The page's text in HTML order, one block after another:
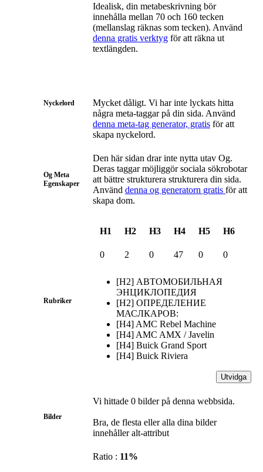
Idealisk, din metabeskrivning bör
innehålla mellan 70 och 160 tecken
(mellanslag räknas som tecken). Använd
denna gratis verktyg för att räkna ut
textlängden.
Nyckelord
Mycket dåligt. Vi har inte lyckats hitta
några meta-taggar på din sida. Använd
denna meta-tag generator, gratis för att
skapa nyckelord.
Og Meta
Egenskaper
Den här sidan drar inte nytta utav Og.
Deras taggar möjliggör sociala sökrobotar
att bättre strukturera strukturera din sida.
Använd denna og generatorn gratis för att
skapa dom.
Rubriker
H1 H2 H3 H4 H5 H6
0 2 0 47 0 0
[H2] АВТОМОБИЛЬНАЯ
ЭНЦИКЛОПЕДИЯ
[H2] ОПРЕДЕЛЕНИЕ
МАСЛКАРОВ:
[H4] AMC Rebel Machine
[H4] AMC AMX / Javelin
[H4] Buick Grand Sport
[H4] Buick Riviera
Utvidga
Bilder
Vi hittade 0 bilder på denna webbsida.
Bra, de flesta eller alla dina bilder
innehåller alt-attribut
Ratio : 11%